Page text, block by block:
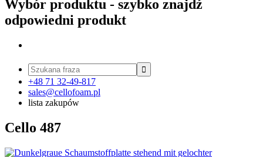
Wybór produktu - szybko znajdź
odpowiedni produkt

+48 71 32-49-817
sales@cellofoam.pl
lista zakupów
Cello 487